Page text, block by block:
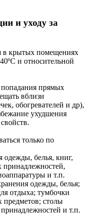
и уходу за
в крытых помещениях
и относительной
прямых
вблизи
обогревателей и др),
ухудшения
только по
одежды, белья, книг,
принадлежностей,
и т.п.
одежды, белья;
отдыха; тумбочки
предметов; столы
и т.п.